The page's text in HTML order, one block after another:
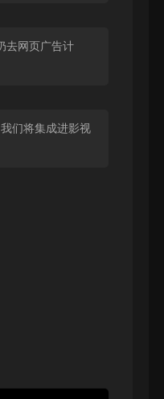
去网页广告计
们将集成进影视